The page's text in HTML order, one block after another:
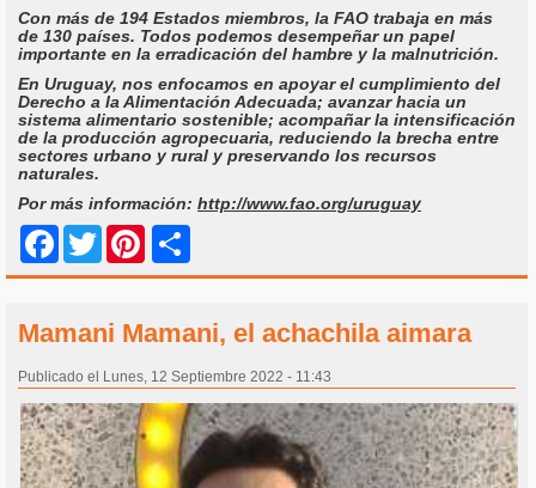
Con más de 194 Estados miembros, la FAO trabaja en más
de 130 países. Todos podemos desempeñar un papel
importante en la erradicación del hambre y la malnutrición.
En Uruguay, nos enfocamos en apoyar el cumplimiento del
Derecho a la Alimentación Adecuada; avanzar hacia un
sistema alimentario sostenible; acompañar la intensificación
de la producción agropecuaria, reduciendo la brecha entre
sectores urbano y rural y preservando los recursos
naturales.
Por más información: http://www.fao.org/uruguay
Facebook
Twitter Pinterest
Mamani Mamani, el achachila aimara
Publicado el Lunes, 12 Septiembre 2022 - 11:43